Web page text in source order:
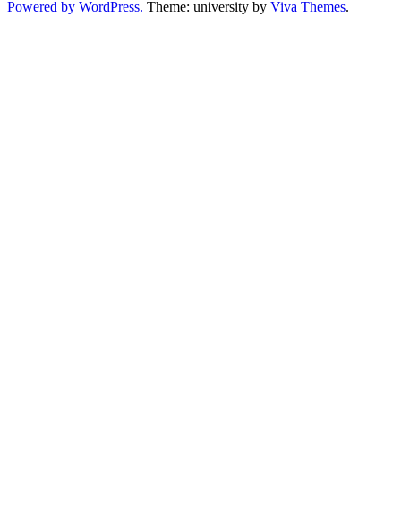
Powered by WordPress. Theme: university by Viva Themes.